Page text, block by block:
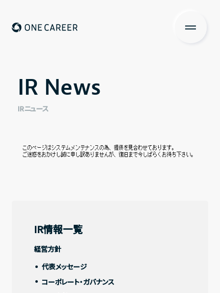
ONE CAREER
私たちについて
Services
News
ニュース
IR情報一覧
Recruit
採用情報
IR News
IR News
IRニュース
IR情報一覧
経営方針
代表メッセージ
コーポレート・ガバナンス